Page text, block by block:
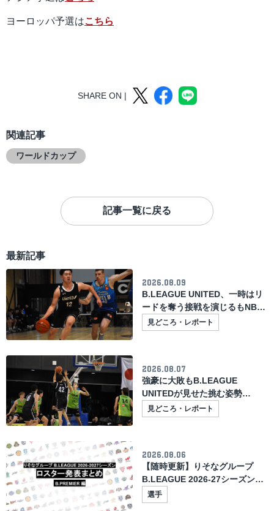
ヨーロッパ予選はこちら
SHARE ON |
関連記事
ワールドカップ
記事一覧に戻る
最新記事
2026.08.09
B.LEAGUE UNITED、一時はリ
ードを奪う接戦を演じるもNBL
名門に惜敗【B.LEAGUE
UNITED豪州遠征GAME2】
見どころ・レポート
2026.08.07
強豪に大敗もB.LEAGUE
UNITEDが見せた挑む姿勢
【B.LEAGUE UNITED豪州遠
征】
見どころ・レポート
2026.08.06
【随時更新】りそなグループ
B.LEAGUE 2026-27シーズンの
ロスター発表まとめ
（B.PREMIER）
選手